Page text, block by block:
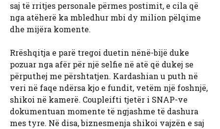
saj të rritjes personale përmes postimit, e cila që
nga atëherë ka mbledhur mbi dy milion pëlqime
dhe mijëra komente.
Rrëshqitja e parë tregoi duetin nënë-bijë duke
pozuar nga afër për një selfie në atë që dukej se
përputhej me përshtatjen. Kardashian u puth në
veri në faqe ndërsa kjo e fundit, vetëm një foshnjë,
shikoi në kamerë. Coupleifti tjetër i SNAP-ve
dokumentuan momente të ngjashme të dashura
mes tyre. Në disa, biznesmenja shikoi vajzën e saj